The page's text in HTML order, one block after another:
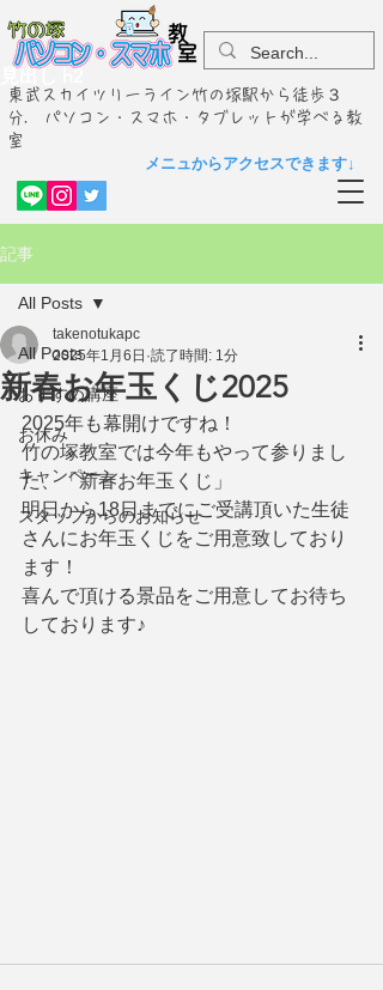
東武スカイツリーライン竹の塚駅から徒歩３
分. パソコン・スマホ・タブレットが学べる教
室
見出し h2
メニュからアクセスできます↓
記事
All Posts
おすすめ講座
お休み
キャンペーン
スタッフからのお知らせ
All Posts
新春お年玉くじ2025
takenotukapc
2025年1月6日 読了時間: 1分
2025年も幕開けですね！
竹の塚教室では今年もやって参りまし
た、「新春お年玉くじ」
明日から18日までにご受講頂いた生徒
さんにお年玉くじをご用意致しており
ます！
喜んで頂ける景品をご用意してお待ち
しております♪